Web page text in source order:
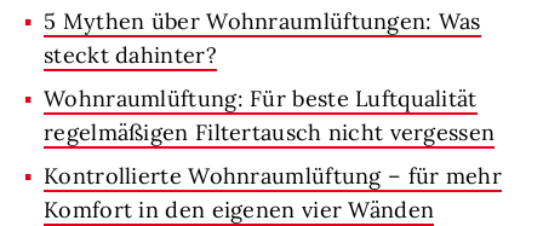
5 Mythen über Wohnraumlüftungen: Was
steckt dahinter?
Wohnraumlüftung: Für beste Luftqualität
regelmäßigen Filtertausch nicht vergessen
Kontrollierte Wohnraumlüftung – für mehr
Komfort in den eigenen vier Wänden